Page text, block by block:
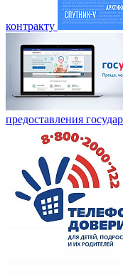
контракту
предоставления